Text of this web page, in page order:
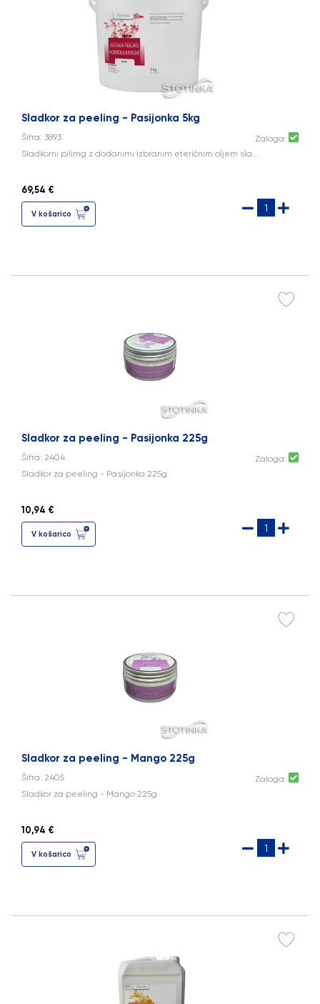
Sladkor za peeling - Pasijonka 5kg
Šifra: 3893
Zaloga:
Sladkorni pilimg z dodanimi izbranim eteričnim oljem sla...
69,54 €
V košarico
Sladkor za peeling - Pasijonka 225g
Šifra: 2404
Zaloga:
Sladkor za peeling - Pasijonka 225g
10,94 €
V košarico
Sladkor za peeling - Mango 225g
Šifra: 2405
Zaloga:
Sladkor za peeling - Mango 225g
10,94 €
V košarico